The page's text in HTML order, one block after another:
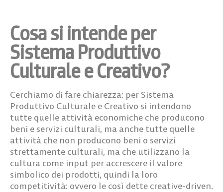
Cosa si intende per
Sistema Produttivo
Culturale e Creativo?
Cerchiamo di fare chiarezza: per Sistema
Produttivo Culturale e Creativo si intendono
tutte quelle attività economiche che producono
beni e servizi culturali, ma anche tutte quelle
attività che non producono beni o servizi
strettamente culturali, ma che utilizzano la
cultura come input per accrescere il valore
simbolico dei prodotti, quindi la loro
competitività: ovvero le così dette creative-driven.